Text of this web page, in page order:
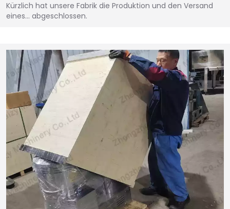
Kürzlich hat unsere Fabrik die Produktion und den Versand
eines… abgeschlossen.